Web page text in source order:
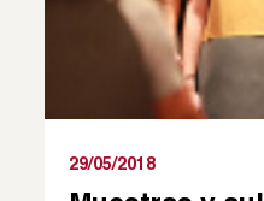
29/05/2018